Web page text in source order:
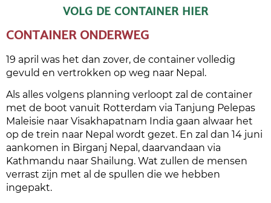
VOLG DE CONTAINER HIER
CONTAINER ONDERWEG
19 april was het dan zover, de container volledig
gevuld en vertrokken op weg naar Nepal.
Als alles volgens planning verloopt zal de container
met de boot vanuit Rotterdam via Tanjung Pelepas
Maleisie naar Visakhapatnam India gaan alwaar het
op de trein naar Nepal wordt gezet. En zal dan 14 juni
aankomen in Birganj Nepal, daarvandaan via
Kathmandu naar Shailung. Wat zullen de mensen
verrast zijn met al de spullen die we hebben
ingepakt.